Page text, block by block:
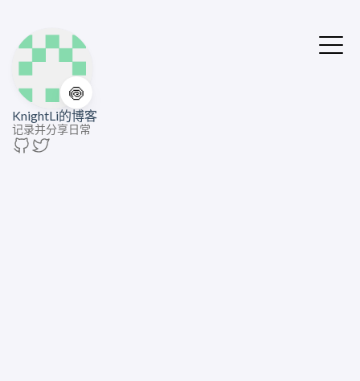
🍥
KnightLi的博客
记录并分享日常